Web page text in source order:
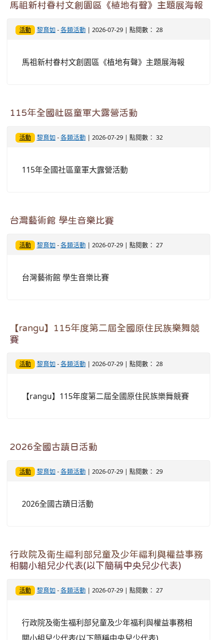
馬祖新村眷村文創園區《植地有聲》主題展海報
活動 黎育如 -各類活動 | 2026-07-29 | 點閱數： 28
馬祖新村眷村文創園區《植地有聲》主題展海報
115年全國社區童軍大露營活動
活動 黎育如 -各類活動 | 2026-07-29 | 點閱數： 32
115年全國社區童軍大露營活動
台灣藝術館 學生音樂比賽
活動 黎育如 -各類活動 | 2026-07-29 | 點閱數： 27
台灣藝術館 學生音樂比賽
【rangu】115年度第二屆全國原住民族樂舞競
賽
活動 黎育如 -各類活動 | 2026-07-29 | 點閱數： 28
【rangu】115年度第二屆全國原住民族樂舞競賽
2026全國古蹟日活動
活動 黎育如 -各類活動 | 2026-07-29 | 點閱數： 29
2026全國古蹟日活動
行政院及衛生福利部兒童及少年福利與權益事務
相關小組兒少代表(以下簡稱中央兒少代表)
活動 黎育如 -各類活動 | 2026-07-29 | 點閱數： 27
行政院及衛生福利部兒童及少年福利與權益事務相